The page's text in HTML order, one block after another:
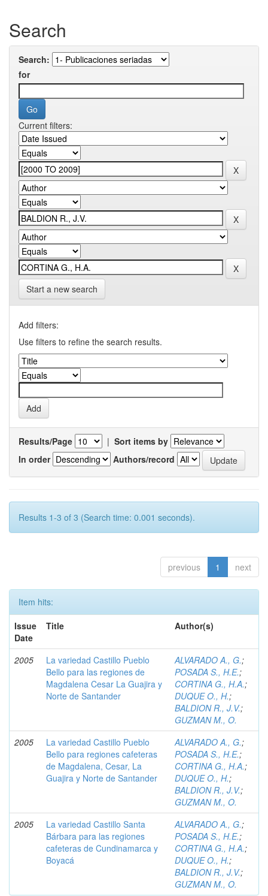
Search
Search:
for
Current filters:
Start a new search
Add filters:
Use filters to refine the search results.
Results/Page | Sort items by
In order
Authors/record
Results 1-3 of 3 (Search time: 0.001 seconds).
previous 1 next
Item hits:
Issue
Date
Title Author(s)
2005
La variedad Castillo Pueblo
Bello para las regiones de
Magdalena Cesar La Guajira y
Norte de Santander
ALVARADO A., G.;
POSADA S., H.E.;
CORTINA G., H.A.;
DUQUE O., H.;
BALDION R., J.V.;
GUZMAN M., O.
2005
La variedad Castillo Pueblo
Bello para regiones cafeteras
de Magdalena, Cesar, La
Guajira y Norte de Santander
ALVARADO A., G.;
POSADA S., H.E.;
CORTINA G., H.A.;
DUQUE O., H.;
BALDION R., J.V.;
GUZMAN M., O.
2005
La variedad Castillo Santa
Bárbara para las regiones
cafeteras de Cundinamarca y
Boyacá
ALVARADO A., G.;
POSADA S., H.E.;
CORTINA G., H.A.;
DUQUE O., H.;
BALDION R., J.V.;
GUZMAN M., O.